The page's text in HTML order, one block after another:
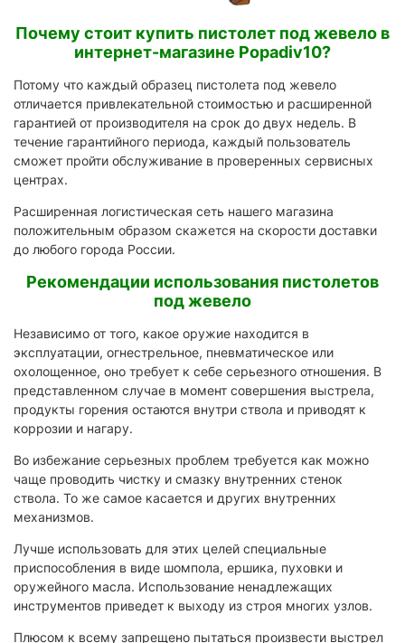
Почему стоит купить пистолет под жевело в
интернет-магазине Popadiv10?
Потому что каждый образец пистолета под жевело
отличается привлекательной стоимостью и расширенной
гарантией от производителя на срок до двух недель. В
течение гарантийного периода, каждый пользователь
сможет пройти обслуживание в проверенных сервисных
центрах.
Расширенная логистическая сеть нашего магазина
положительным образом скажется на скорости доставки
до любого города России.
Рекомендации использования пистолетов
под жевело
Независимо от того, какое оружие находится в
эксплуатации, огнестрельное, пневматическое или
охолощенное, оно требует к себе серьезного отношения. В
представленном случае в момент совершения выстрела,
продукты горения остаются внутри ствола и приводят к
коррозии и нагару.
Во избежание серьезных проблем требуется как можно
чаще проводить чистку и смазку внутренних стенок
ствола. То же самое касается и других внутренних
механизмов.
Лучше использовать для этих целей специальные
приспособления в виде шомпола, ершика, пуховки и
оружейного масла. Использование ненадлежащих
инструментов приведет к выходу из строя многих узлов.
Плюсом к всему запрещено пытаться произвести выстрел